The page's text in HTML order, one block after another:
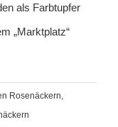
als Farbtupfer
„Marktplatz“
Rosenäckern